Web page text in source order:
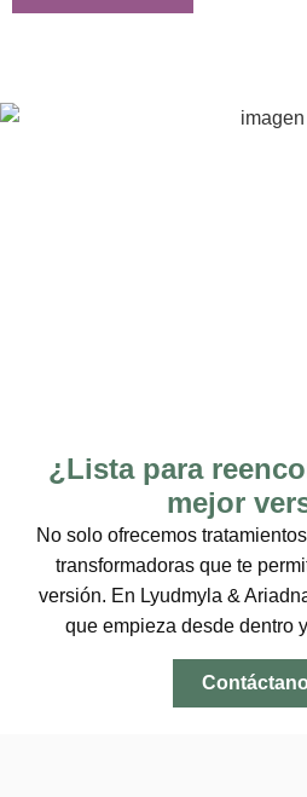
¿Lista para
mejor
No solo ofrecemos
transformadoras que te
versión. En Lyudmyla &
que empieza desde dentro